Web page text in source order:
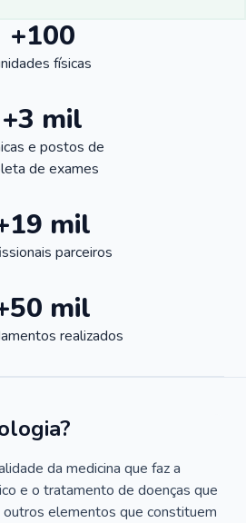
+100
físicas
+3 mil
e postos de
de exames
mil
parceiros
mil
realizados
da medicina que faz a
e o tratamento de doenças que
elementos que constituem